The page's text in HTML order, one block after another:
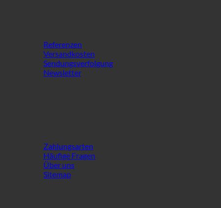
Referenzen
Versandkosten
Sendungsverfolgung
Newsletter
Zahlungsarten
Häufige Fragen
Über uns
Sitemap